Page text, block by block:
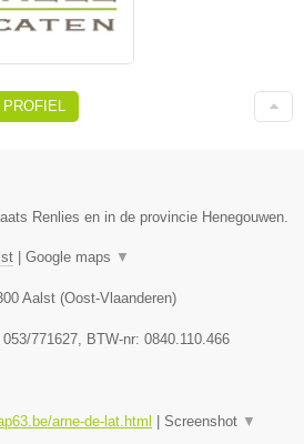
Renlies en in de provincie Henegouwen.
| Google maps ▼
Aalst (Oost-Vlaanderen)
053/771627 , BTW-nr: 0840.110.466
arne-de-lat.html | Screenshot ▼